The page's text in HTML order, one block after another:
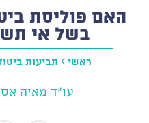
האם פוליסת
בשל אי
ראשי תביעות
עו"ד מאיה